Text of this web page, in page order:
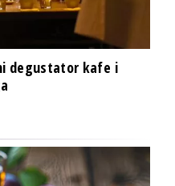
degustator kafe i